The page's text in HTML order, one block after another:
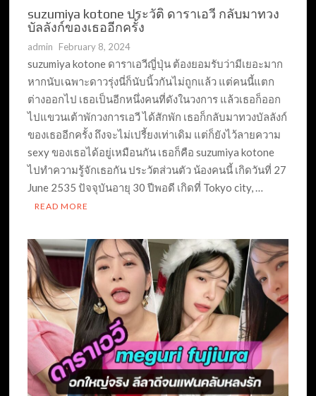
suzumiya kotone ประวัติ ดาราเอวี กลับมาทวง
บัลลังก์ของเธออีกครั้ง
admin February 8, 2024
suzumiya kotone ดาราเอวีญี่ปุ่น ต้องยอมรับว่ามีเยอะมาก
หากนับเฉพาะดาวรุ่งนี่ก็นับนิ้วกันไม่ถูกแล้ว แต่คนนี้แตก
ต่างออกไป เธอเป็นอีกหนึ่งคนที่ดังในวงการ แล้วเธอก็ออก
ไปแขวนเต้าพักวงการเอวี ได้สักพัก เธอก็กลับมาทวงบัลลังก์
ของเธออีกครั้ง ถึงจะไม่เปรี้ยงเท่าเดิม แต่ก็ยังไว้ลายความ
sexy ของเธอได้อยู่เหมือนกัน เธอก็คือ suzumiya kotone
ไปทำความรู้จักเธอกัน ประวัตส่วนตัว น้องคนนี้ เกิดวันที่ 27
June 2535 ปัจจุบันอายุ 30 ปีพอดี เกิดที่ Tokyo city, …
READ MORE